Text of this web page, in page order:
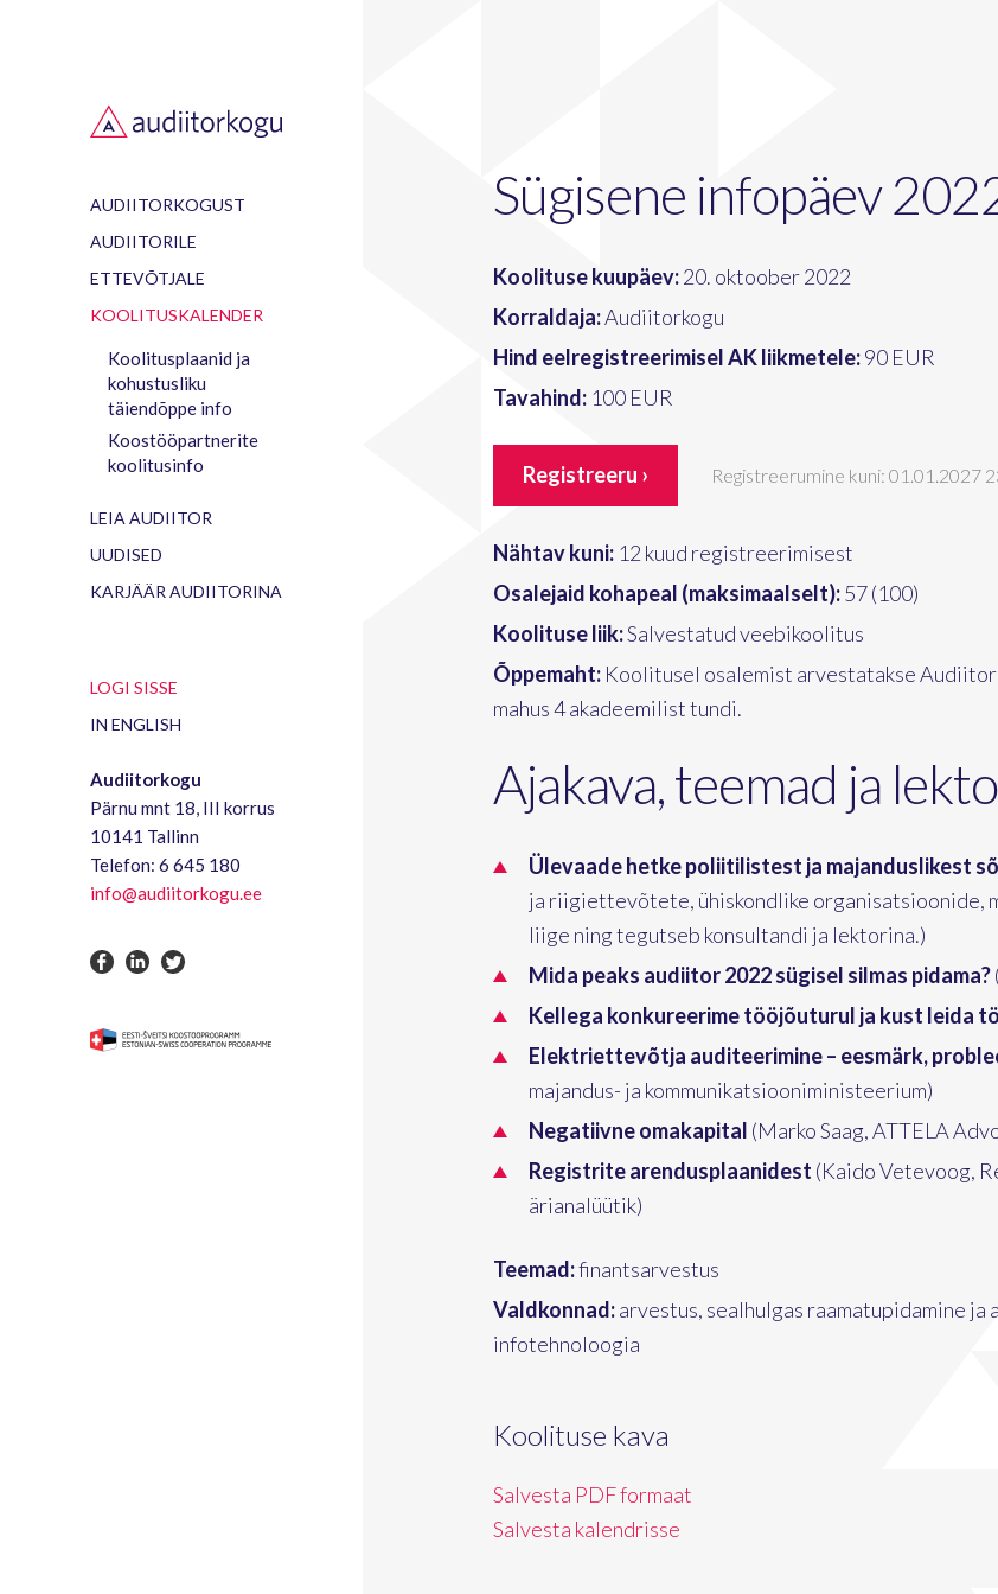
Sügisene infopäev
Koolituse kuupäev:20. oktoober 2022
Korraldaja:Audiitorkogu
Hind eelregistreerimisel AK liikmetele:90 EUR
Tavahind: 100 EUR
Registreeru › Registreerumine kuni: 01.01.2027
Nähtav kuni: 12 kuud registreerimisest
Osalejaid kohapeal (maksimaalselt):57 (100)
Koolituse liik:Salvestatud veebikoolitus
Õppemaht: Koolitusel osalemist arvestatakse
mahus 4 akadeemilist tundi.
Ajakava, teemad ja
Ülevaade hetke poliitilistest ja majanduslikest
ja riigiettevõtete, ühiskondlike organisatsioonide,
liige ning tegutseb konsultandi ja lektorina.)
Mida peaks audiitor 2022 sügisel silmas pidama?
Kellega konkureerime tööjõuturul ja kust leida
Elektriettevõtja auditeerimine – eesmärk,
majandus- ja kommunikatsiooniministeerium)
Negatiivne omakapital (Marko Saag, ATTELA
Registrite arendusplaanidest (Kaido Vetevoog,
ärianalüütik)
Teemad:finantsarvestus
Valdkonnad:arvestus, sealhulgas raamatupidamine
infotehnoloogia
Koolituse kava
Salvesta PDF formaat
Salvesta kalendrisse
AUDIITORKOGUST
AUDIITORILE
ETTEVÕTJALE
KOOLITUSKALENDER
Koolitusplaanid ja
kohustusliku
täiendõppe info
Koostööpartnerite
koolitusinfo
LEIA AUDIITOR
UUDISED
KARJÄÄR AUDIITORINA
LOGI SISSE
IN ENGLISH
Audiitorkogu
Pärnu mnt 18, III korrus
10141 Tallinn
Telefon: 6 645 180
info@audiitorkogu.ee